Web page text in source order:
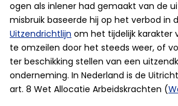
ogen als inlener had gemaakt van de
misbruik baseerde hij op het verbod in
Uitzendrichtlijn om het tijdelijk karakter
te omzeilen door het steeds weer, of
ter beschikking stellen van een
onderneming. In Nederland is de
art. 8 Wet Allocatie Arbeidskrachten (